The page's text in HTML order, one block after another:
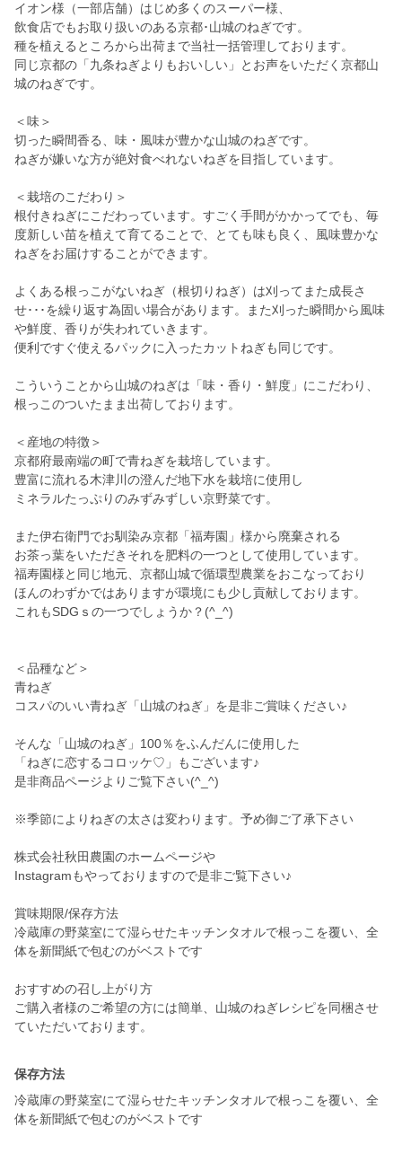
イオン様（一部店舗）はじめ多くのスーパー様、
飲食店でもお取り扱いのある京都･山城のねぎです。
種を植えるところから出荷まで当社一括管理しております。
同じ京都の「九条ねぎよりもおいしい」とお声をいただく京都山
城のねぎです。
＜味＞
切った瞬間香る、味・風味が豊かな山城のねぎです。
ねぎが嫌いな方が絶対食べれないねぎを目指しています。
＜栽培のこだわり＞
根付きねぎにこだわっています。すごく手間がかかってでも、毎
度新しい苗を植えて育てることで、とても味も良く、風味豊かな
ねぎをお届けすることができます。
よくある根っこがないねぎ（根切りねぎ）は刈ってまた成長さ
せ･･･を繰り返す為固い場合があります。また刈った瞬間から風味
や鮮度、香りが失われていきます。
便利ですぐ使えるパックに入ったカットねぎも同じです。
こういうことから山城のねぎは「味・香り・鮮度」にこだわり、
根っこのついたまま出荷しております。
＜産地の特徴＞
京都府最南端の町で青ねぎを栽培しています。
豊富に流れる木津川の澄んだ地下水を栽培に使用し
ミネラルたっぷりのみずみずしい京野菜です。
また伊右衛門でお馴染み京都「福寿園」様から廃棄される
お茶っ葉をいただきそれを肥料の一つとして使用しています。
福寿園様と同じ地元、京都山城で循環型農業をおこなっており
ほんのわずかではありますが環境にも少し貢献しております。
これもSDGｓの一つでしょうか？(^_^)
＜品種など＞
青ねぎ
コスパのいい青ねぎ「山城のねぎ」を是非ご賞味ください♪
そんな「山城のねぎ」100％をふんだんに使用した
「ねぎに恋するコロッケ♡」もございます♪
是非商品ページよりご覧下さい(^_^)
※季節によりねぎの太さは変わります。予め御ご了承下さい
株式会社秋田農園のホームページや
Instagramもやっておりますので是非ご覧下さい♪
賞味期限/保存方法
冷蔵庫の野菜室にて湿らせたキッチンタオルで根っこを覆い、全
体を新聞紙で包むのがベストです
おすすめの召し上がり方
ご購入者様のご希望の方には簡単、山城のねぎレシピを同梱させ
ていただいております。
保存方法
冷蔵庫の野菜室にて湿らせたキッチンタオルで根っこを覆い、全
体を新聞紙で包むのがベストです